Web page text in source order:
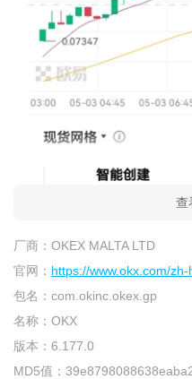
查
厂商： OKEX MALTA LTD
官网： https://www.okx.com/zh-
包名： com.okinc.okex.gp
名称： OKX
版本： 6.177.0
MD5值：